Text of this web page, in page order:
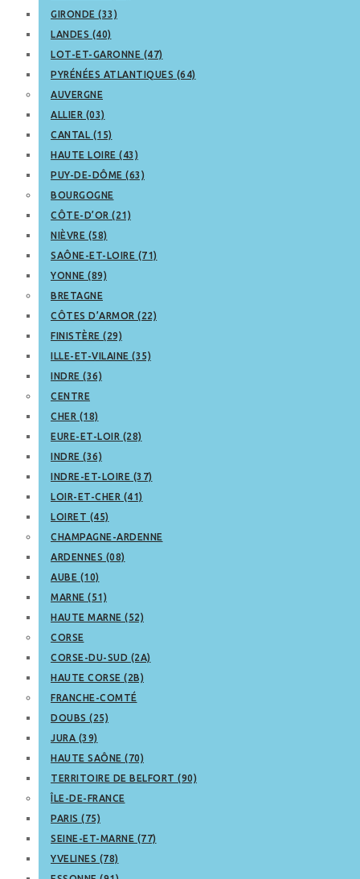
GIRONDE (33)
LANDES (40)
LOT-ET-GARONNE (47)
PYRÉNÉES ATLANTIQUES (64)
AUVERGNE
ALLIER (03)
CANTAL (15)
HAUTE LOIRE (43)
PUY-DE-DÔME (63)
BOURGOGNE
CÔTE-D’OR (21)
NIÈVRE (58)
SAÔNE-ET-LOIRE (71)
YONNE (89)
BRETAGNE
CÔTES D’ARMOR (22)
FINISTÈRE (29)
ILLE-ET-VILAINE (35)
INDRE (36)
CENTRE
CHER (18)
EURE-ET-LOIR (28)
INDRE (36)
INDRE-ET-LOIRE (37)
LOIR-ET-CHER (41)
LOIRET (45)
CHAMPAGNE-ARDENNE
ARDENNES (08)
AUBE (10)
MARNE (51)
HAUTE MARNE (52)
CORSE
CORSE-DU-SUD (2A)
HAUTE CORSE (2B)
FRANCHE-COMTÉ
DOUBS (25)
JURA (39)
HAUTE SAÔNE (70)
TERRITOIRE DE BELFORT (90)
ÎLE-DE-FRANCE
PARIS (75)
SEINE-ET-MARNE (77)
YVELINES (78)